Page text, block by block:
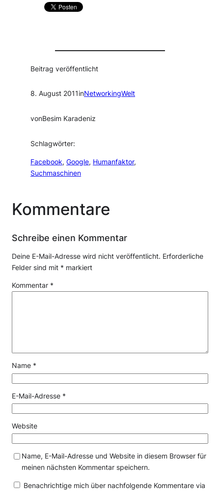
Beitrag veröffentlicht
8. August 2011inNetworkingWelt
vonBesim Karadeniz
Schlagwörter:
Facebook, Google, Humanfaktor
Suchmaschinen
Kommentare
Schreibe einen Kommentar
Deine E-Mail-Adresse wird nicht veröffentlicht. Erforderliche
Felder sind mit * markiert
Kommentar *
Name *
E-Mail-Adresse *
Website
Name, E-Mail-Adresse und Website in diesem Browser für
meinen nächsten Kommentar speichern.
Benachrichtige mich über nachfolgende Kommentare via